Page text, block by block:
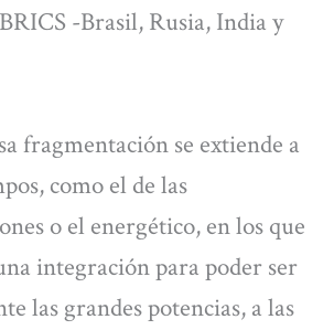
-Brasil, Rusia, India y
fragmentación se extiende a
como el de las
o el energético, en los que
integración para poder ser
las grandes potencias, a las